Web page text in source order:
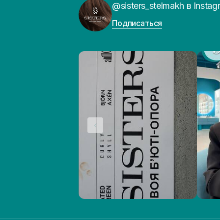
@sisters_stelmakh в
Подписаться